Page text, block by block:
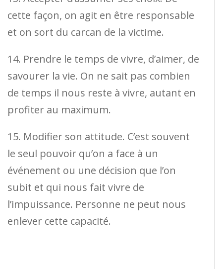
cette façon, on agit en être responsable
et on sort du carcan de la victime.
14. Prendre le temps de vivre, d’aimer, de
savourer la vie. On ne sait pas combien
de temps il nous reste à vivre, autant en
profiter au maximum.
15. Modifier son attitude. C’est souvent
le seul pouvoir qu’on a face à un
événement ou une décision que l’on
subit et qui nous fait vivre de
l’impuissance. Personne ne peut nous
enlever cette capacité.